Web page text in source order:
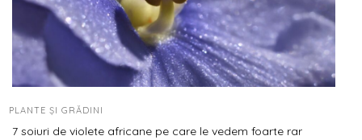
PLANTE ȘI GRĂDINI
7 soiuri de violete africane pe care le vedem foarte rar